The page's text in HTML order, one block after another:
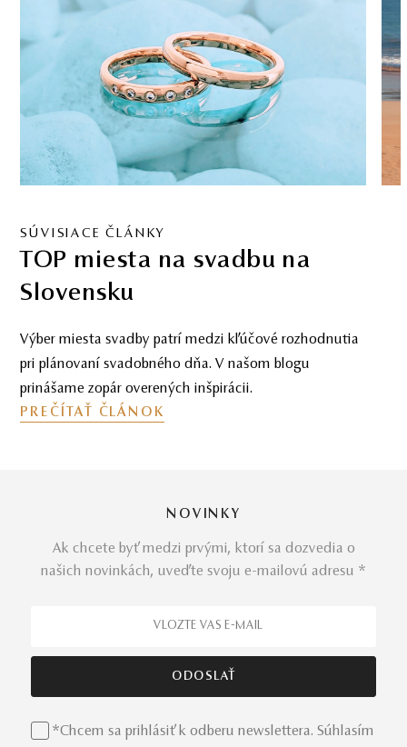
SÚVISIACE ČLÁNKY
Je svadba v zahraničí splnený
sen?
Túžite po exotickej svadbe v zahraničí? Prečítajte si, na
čo všetko treba myslieť, aby bola vaša svadba nielen
symbolická, ale aj právoplatná.
PREČÍTAŤ ČLÁNOK
NOVINKY
Ak chcete byť medzi prvými, ktorí sa dozvedia o
našich novinkách, uveďte svoju e-mailovú adresu *
*Chcem sa prihlásiť k odberu newslettera. Súhlasím